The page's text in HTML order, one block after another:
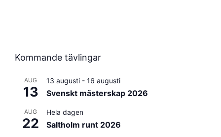
Kommande tävlingar
AUG
13
13 augusti - 16 augusti
Svenskt mästerskap 2026
AUG
22
Hela dagen
Saltholm runt 2026